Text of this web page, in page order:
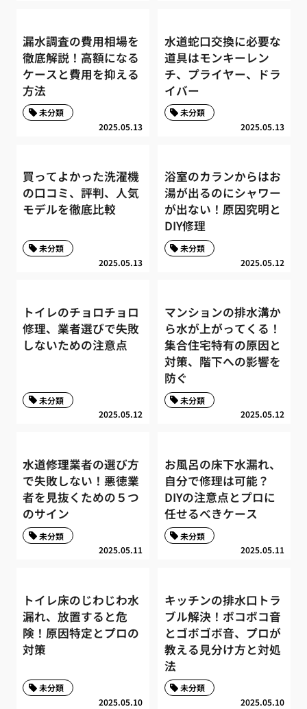
漏水調査の費用相場を
徹底解説！高額になる
ケースと費用を抑える
方法
2025.05.13
未分類
水道蛇口交換に必要な
道具はモンキーレン
チ、プライヤー、ドラ
イバー
2025.05.13
未分類
買ってよかった洗濯機
の口コミ、評判、人気
モデルを徹底比較
2025.05.13
未分類
浴室のカランからはお
湯が出るのにシャワー
が出ない！原因究明と
DIY修理
2025.05.12
未分類
トイレのチョロチョロ
修理、業者選びで失敗
しないための注意点
2025.05.12
未分類
マンションの排水溝か
ら水が上がってくる！
集合住宅特有の原因と
対策、階下への影響を
防ぐ
2025.05.12
未分類
水道修理業者の選び方
で失敗しない！悪徳業
者を見抜くための５つ
のサイン
2025.05.11
未分類
お風呂の床下水漏れ、
自分で修理は可能？
DIYの注意点とプロに
任せるべきケース
2025.05.11
未分類
トイレ床のじわじわ水
漏れ、放置すると危
険！原因特定とプロの
対策
2025.05.10
未分類
キッチンの排水口トラ
ブル解決！ボコボコ音
とゴボゴボ音、プロが
教える見分け方と対処
法
2025.05.10
未分類